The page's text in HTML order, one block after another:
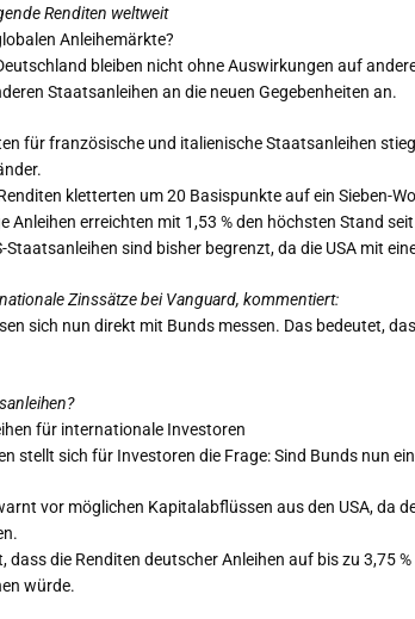
Renditen weltweit
Anleihemärkte?
bleiben nicht ohne Auswirkungen auf
Staatsanleihen an die neuen Gegebenheiten an.
für französische und italienische Staatsanleihen
kletterten um 20 Basispunkte auf ein Sieben-
Anleihen erreichten mit 1,53 % den höchsten Stand
Staatsanleihen sind bisher begrenzt, da die USA mit
Zinssätze bei Vanguard, kommentiert:
sich nun direkt mit Bunds messen. Das bedeutet,
für internationale Investoren
stellt sich für Investoren die Frage: Sind Bunds nun
vor möglichen Kapitalabflüssen aus den USA, da
die Renditen deutscher Anleihen auf bis zu 3,75
würde.